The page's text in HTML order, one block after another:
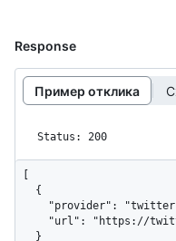
Response
Пример отклика
Status: 200